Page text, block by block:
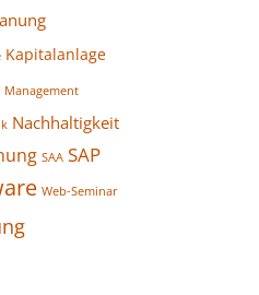
Kapitalanlage
Management
Nachhaltigkeit
SAA SAP
Web-Seminar